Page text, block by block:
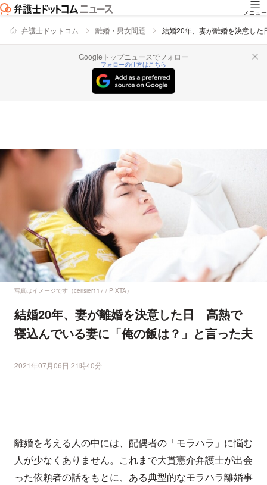
メニュー
弁護士ドットコム 離婚・男女問題 結婚20年、妻が離婚を決意し
Googleトップニュースでフォロー
フォローの仕方はこちら
写真はイメージです（cerisier117 / PIXTA）
結婚20年、妻が離婚を決意した日 高熱で
寝込んでいる妻に「俺の飯は？」と言った夫
2021年07月06日 21時40分
離婚を考える人の中には、配偶者の「モラハラ」に悩む
人が少なくありません。これまで大貫憲介弁護士が出会
った依頼者の話をもとに、ある典型的なモラハラ離婚事